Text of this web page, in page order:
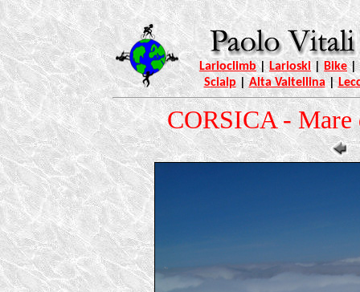
Larioclimb| Larioski| Bike|
Scialp|Alta Valtellina|
CORSICA -